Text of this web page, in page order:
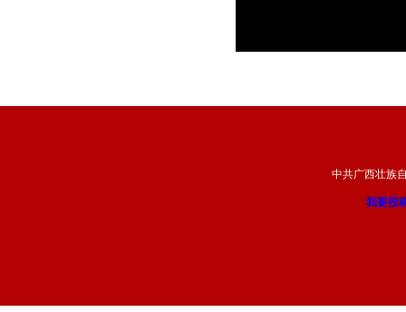
中共广西壮族
我要投